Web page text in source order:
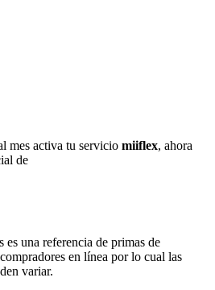
mes activa tu servicio miiflex, ahora
de
una referencia de primas de
en línea por lo cual las
variar.